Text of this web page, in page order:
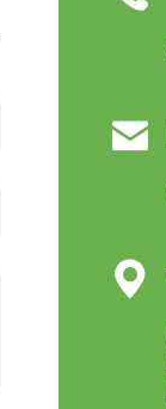

